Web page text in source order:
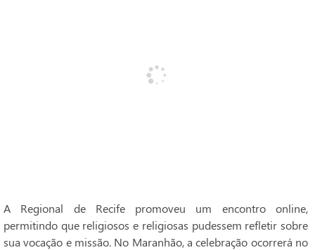
A Regional de Recife promoveu um encontro online,
permitindo que religiosos e religiosas pudessem refletir sobre
sua vocação e missão. No Maranhão, a celebração ocorrerá no